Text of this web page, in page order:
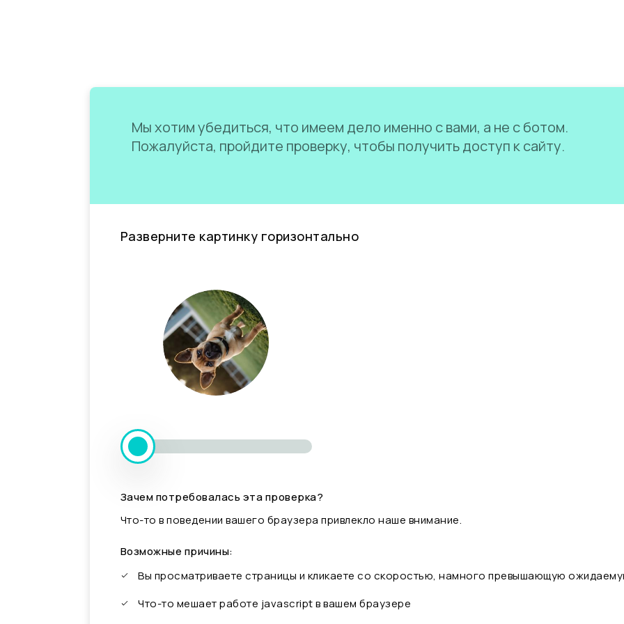
Мы хотим убедиться, что имеем дело именно с вами, а не с ботом.
Пожалуйста, пройдите проверку, чтобы получить доступ к сайту.
Разверните картинку горизонтально
Зачем потребовалась эта проверка?
Что-то в поведении вашего браузера привлекло наше внимание.
Возможные причины:
Вы просматриваете страницы и кликаете со скоростью, намного превышающую
Что-то мешает работе javascript в вашем браузере